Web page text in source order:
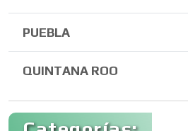
PUEBLA
QUINTANA ROO